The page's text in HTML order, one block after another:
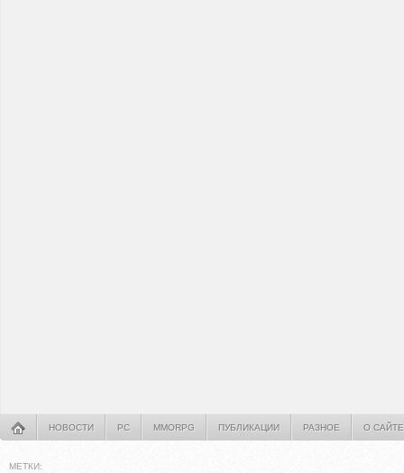
НОВОСТИ PC MMORPG ПУБЛИКАЦИИ РАЗНОЕ О САЙТЕ
МЕТКИ: